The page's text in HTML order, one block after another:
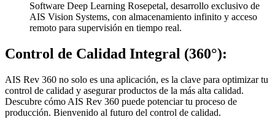
Software Deep Learning Rosepetal, desarrollo exclusivo de
AIS Vision Systems, con almacenamiento infinito y acceso
remoto para supervisión en tiempo real.
Control de Calidad Integral (360°):
AIS Rev 360 no solo es una aplicación, es la clave para optimizar tu
control de calidad y asegurar productos de la más alta calidad.
Descubre cómo AIS Rev 360 puede potenciar tu proceso de
producción. Bienvenido al futuro del control de calidad.